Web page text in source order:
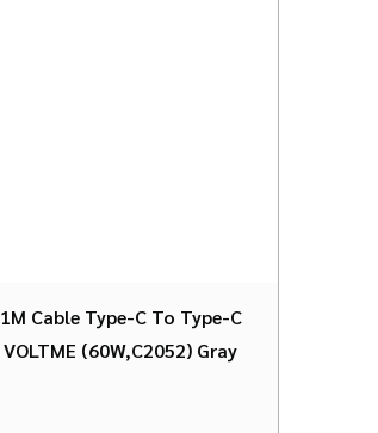
1M Cable Type-C To Type-C
VOLTME (60W,C2052) Gray